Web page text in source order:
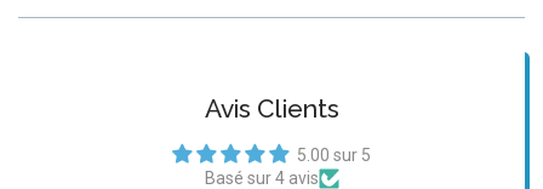
Avis Clients
5.00 sur 5
Basé sur 4 avis